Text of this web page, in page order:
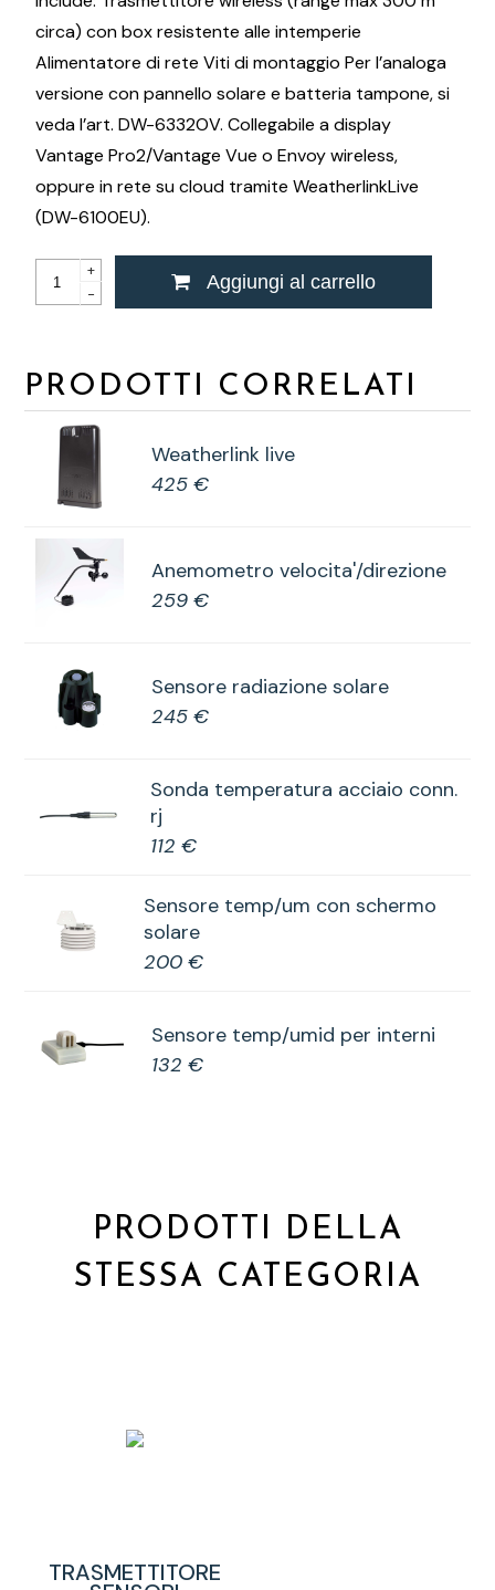
circa) con box resistente alle intemperie
Alimentatore di rete Viti di montaggio Per l’analoga
versione con pannello solare e batteria tampone, si
veda l’art. DW-6332OV. Collegabile a display
Vantage Pro2/Vantage Vue o Envoy wireless,
oppure in rete su cloud tramite WeatherlinkLive
(DW-6100EU).
+
-
Aggiungi al carrello
PRODOTTI CORRELATI
Weatherlink live
425 €
Anemometro velocita'/direzione
259 €
Sensore radiazione solare
245 €
Sonda temperatura acciaio conn.
rj
112 €
Sensore temp/um con schermo
solare
200 €
Sensore temp/umid per interni
132 €
PRODOTTI DELLA
STESSA CATEGORIA
TRASMETTITORE